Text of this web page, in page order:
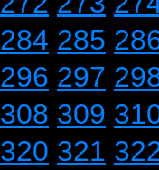
284 285
296 297
308 309
320 321